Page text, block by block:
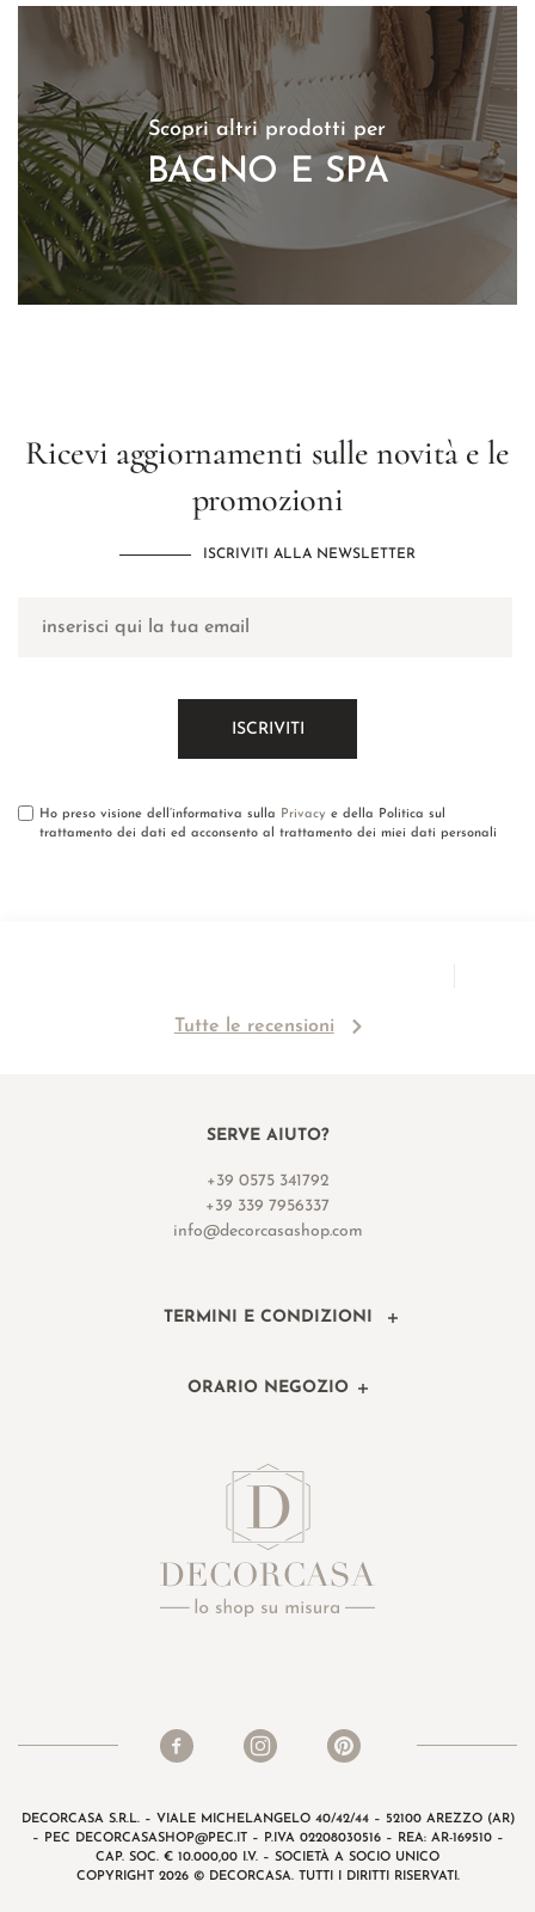
Scopri altri prodotti per
BAGNO E SPA
Ricevi aggiornamenti sulle novità e le
promozioni
ISCRIVITI ALLA NEWSLETTER
Ho preso visione dell’informativa sulla Privacy e della Politica sul
trattamento dei dati ed acconsento al trattamento dei miei dati personali
Tutte le recensioni
SERVE AIUTO?
+39 0575 341792
+39 339 7956337
info@decorcasashop.com
TERMINI E CONDIZIONI
ORARIO NEGOZIO
DECORCASA S.R.L. – VIALE MICHELANGELO 40/42/44 – 52100 AREZZO (AR)
– PEC
DECORCASASHOP@PEC.IT– P.IVA 02208030516 – REA: AR-169510 –
CAP. SOC. € 10.000,00 I.V. – SOCIETÀ A SOCIO UNICO
COPYRIGHT 2026 © DECORCASA. TUTTI I DIRITTI RISERVATI.